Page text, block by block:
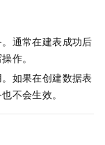
通常在建表成功后
作。
如果在创建数据表
不会生效。